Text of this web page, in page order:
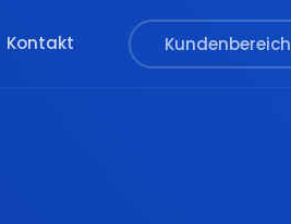
Kontakt Kundenbereich